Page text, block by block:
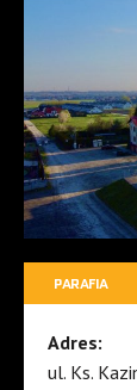
PARAFIA
Adres:
ul. Ks.